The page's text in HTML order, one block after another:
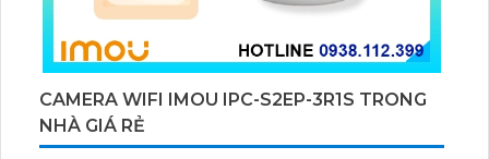
CAMERA WIFI IMOU IPC-S2EP-3R1S TRONG
NHÀ GIÁ RẺ